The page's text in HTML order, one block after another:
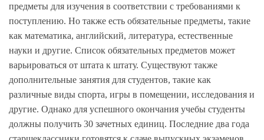
предметы для изучения в соответствии с требованиями к
поступлению. Но также есть обязательные предметы, такие
как математика, английский, литература, естественные
науки и другие. Список обязательных предметов может
варьироваться от штата к штату. Существуют также
дополнительные занятия для студентов, такие как
различные виды спорта, игры в помещении, исследования и
другие. Однако для успешного окончания учебы студенты
должны получить 30 зачетных единиц. Последние два года